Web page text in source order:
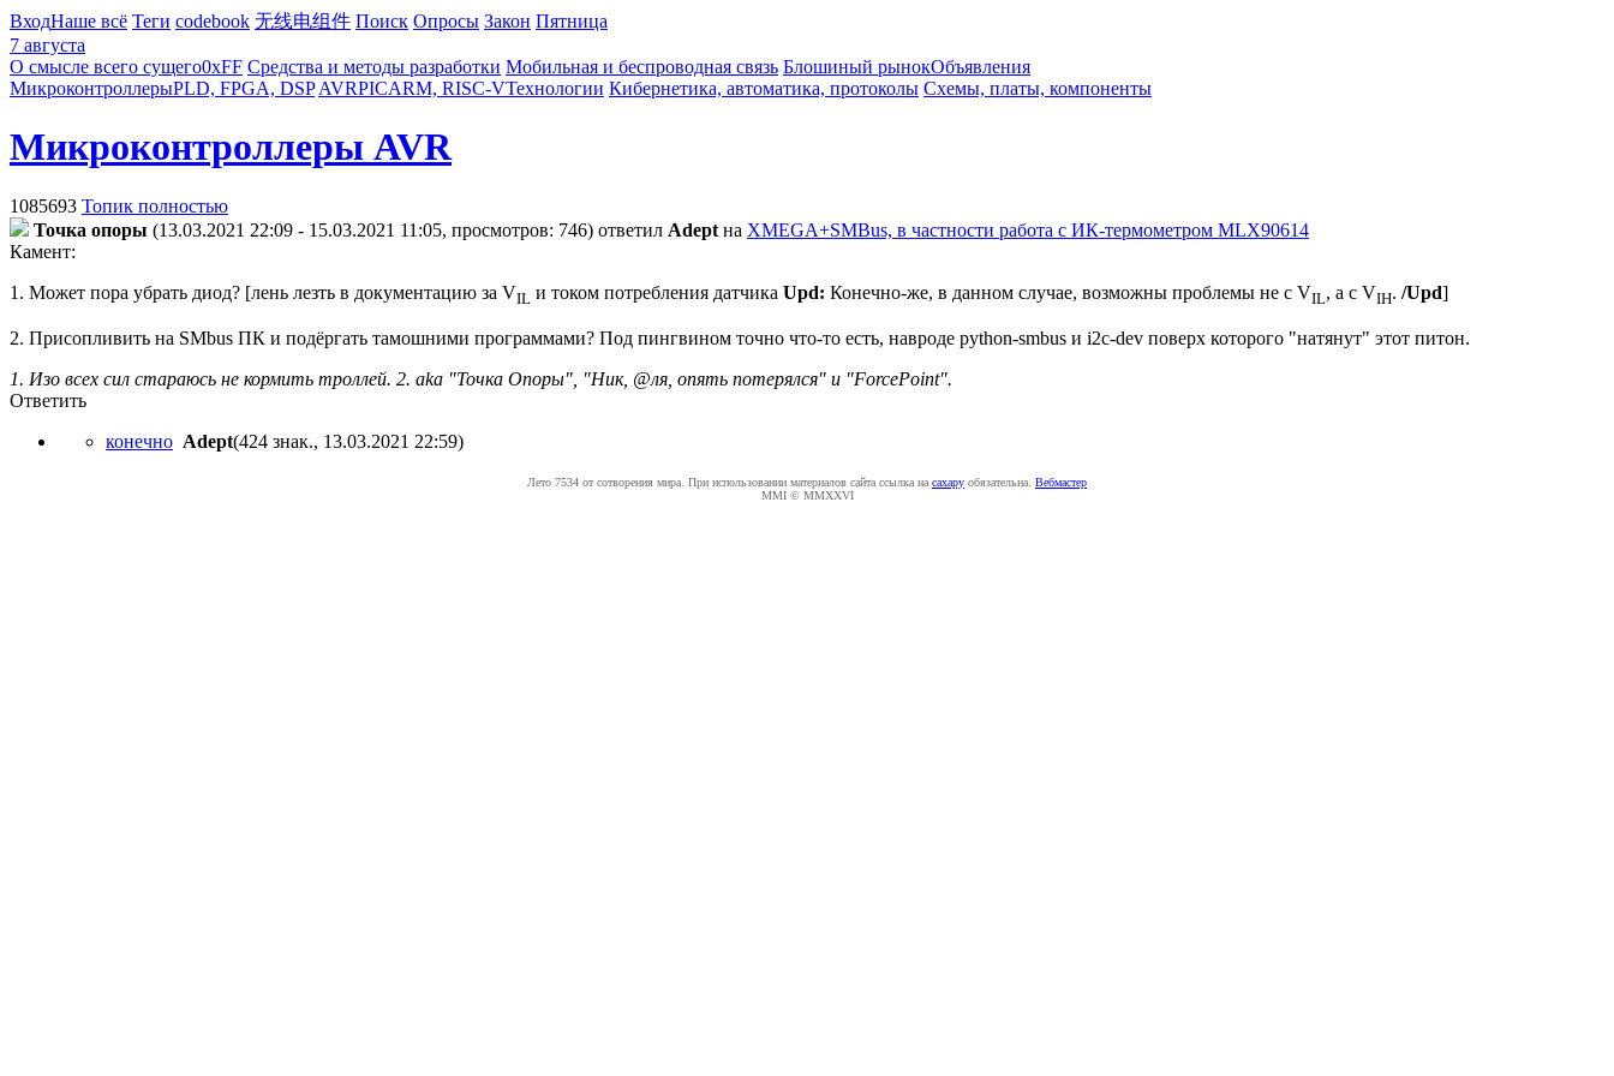
ВходНаше всё Теги codebook 无线电组件 Поиск Опросы Закон Пятница
7 августа
О смысле всего сущего0xFF Средства и методы разработки Мобильная и беспроводная связь Блошиный рынокОбъявления
МикроконтроллерыPLD, FPGA, DSP AVRPICARM, RISC-VТехнологии Кибернетика, автоматика, протоколы Схемы, платы, компоненты
Микроконтроллеры AVR
1085693 Топик полностью
Toчкa oпopы (13.03.2021 22:09 - 15.03.2021 11:05, просмотров: 746) ответил Adept на XMEGA+SMBus, в частности работа с ИК-термометром MLX90614
Камент:
1. Может пора убрать диод? [лень лезть в документацию за VIL и током потребления датчика Upd: Конечно-же, в данном случае, возможны проблемы не с VIL, а с VIH. /Upd]
2. Присопливить на SMbus ПК и подёргать тамошними программами? Под пингвином точно что-то есть, навроде python-smbus и i2c-dev поверх которого "натянут" этот питон.
1. Изо всех сил стараюсь не кормить троллей. 2. aka "Точка Опоры", "Ник, @ля, опять потерялся" и "ForcePoint".
Ответить
конечно Adept(424 знак., 13.03.2021 22:59)
Лето 7534 от сотворения мира. При использовании материалов сайта ссылка на caxapу обязательна. Вебмастер
MMI © MMXXVI